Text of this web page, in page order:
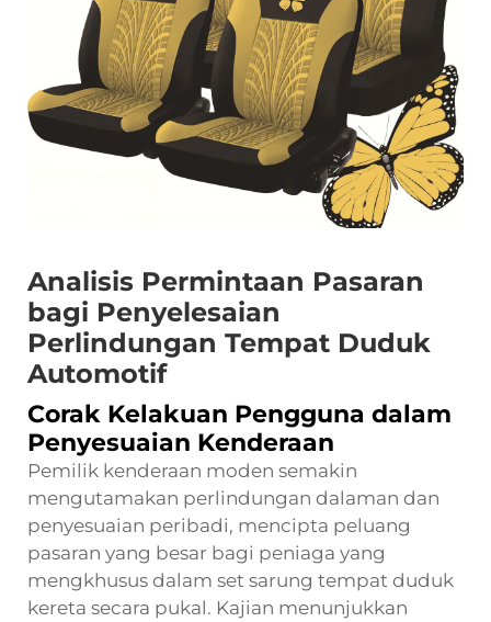
Analisis Permintaan Pasaran
bagi Penyelesaian
Perlindungan Tempat Duduk
Automotif
Corak Kelakuan Pengguna dalam
Penyesuaian Kenderaan
Pemilik kenderaan moden semakin
mengutamakan perlindungan dalaman dan
penyesuaian peribadi, mencipta peluang
pasaran yang besar bagi peniaga yang
mengkhusus dalam set sarung tempat duduk
kereta secara pukal. Kajian menunjukkan